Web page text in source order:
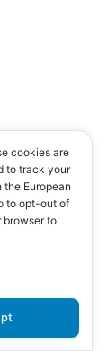
cookies are
to track your
European
to opt-out of
browser to